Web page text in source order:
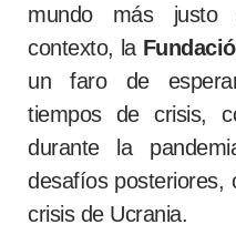
mundo más justo
contexto, la
un faro de
tiempos de crisis,
durante la
desafíos posteriores,
crisis de Ucrania.